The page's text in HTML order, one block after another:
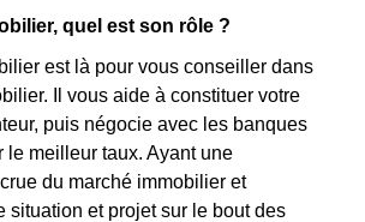
quel est son rôle ?
est là pour vous conseiller dans
Il vous aide à constituer votre
puis négocie avec les banques
le meilleur taux. Ayant une
du marché immobilier et
situation et projet sur le bout des